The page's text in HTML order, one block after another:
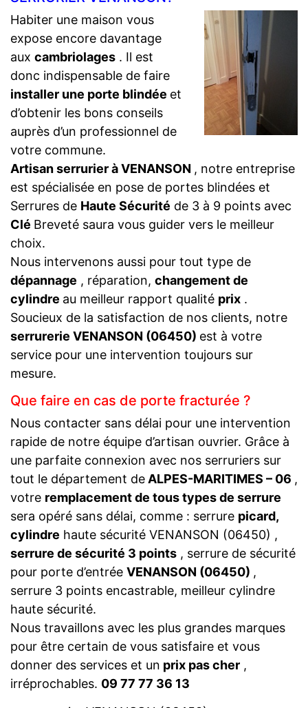
Habiter une maison vous
expose encore davantage
aux cambriolages . Il est
donc indispensable de faire
installer une porte blindée et
d’obtenir les bons conseils
auprès d’un professionnel de
votre commune.
Artisan serrurier à VENANSON , notre entreprise
est spécialisée en pose de portes blindées et
Serrures de Haute Sécurité de 3 à 9 points avec
Clé Breveté saura vous guider vers le meilleur
choix.
Nous intervenons aussi pour tout type de
dépannage , réparation, changement de
cylindre au meilleur rapport qualité prix .
Soucieux de la satisfaction de nos clients, notre
serrurerie VENANSON (06450) est à votre
service pour une intervention toujours sur
mesure.
Que faire en cas de porte fracturée ?
Nous contacter sans délai pour une intervention
rapide de notre équipe d’artisan ouvrier. Grâce à
une parfaite connexion avec nos serruriers sur
tout le département deALPES-MARITIMES – 06 ,
votre remplacement de tous types de serrure
sera opéré sans délai, comme : serrure picard,
cylindre haute sécurité VENANSON (06450) ,
serrure de sécurité 3 points , serrure de sécurité
pour porte d’entrée VENANSON (06450) ,
serrure 3 points encastrable, meilleur cylindre
haute sécurité.
Nous travaillons avec les plus grandes marques
pour être certain de vous satisfaire et vous
donner des services et un prix pas cher ,
irréprochables. 09 77 77 36 13